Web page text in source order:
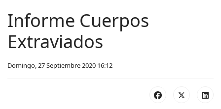
Informe Cuerpos
Extraviados
Domingo, 27 Septiembre 2020 16:12